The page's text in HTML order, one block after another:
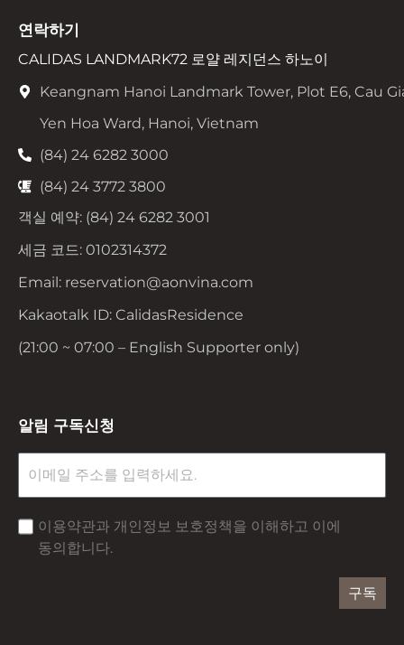
연락하기
CALIDAS LANDMARK72 로얄 레지던스 하노이
Keangnam Hanoi Landmark Tower, Plot E6, Cau
Yen Hoa Ward, Hanoi, Vietnam
(84) 24 6282 3000
(84) 24 3772 3800
객실 예약: (84) 24 6282 3001
세금 코드: 0102314372
Email: reservation@aonvina.com
Kakaotalk ID: CalidasResidence
(21:00 ~ 07:00 – English Supporter only)
알림 구독신청
이용약관과 개인정보 보호정책을 이해하고 이에
동의합니다.
구독